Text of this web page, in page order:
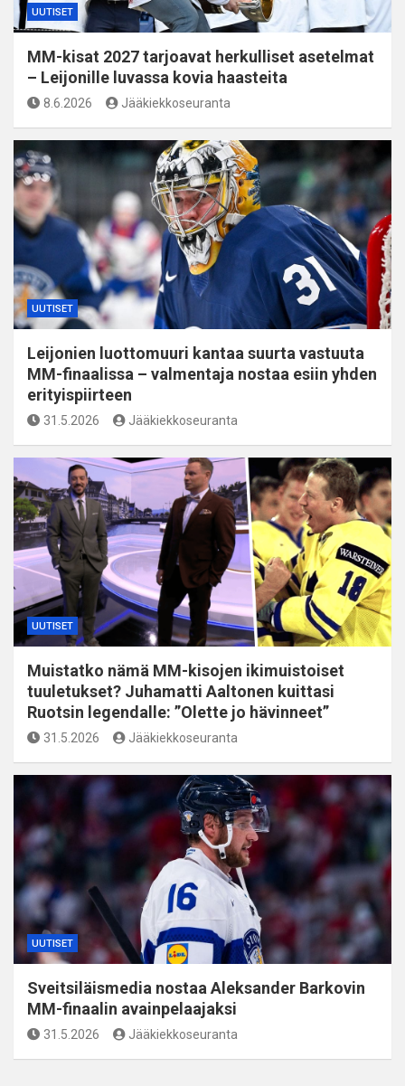
UUTISET
MM-kisat 2027 tarjoavat herkulliset asetelmat
– Leijonille luvassa kovia haasteita
8.6.2026 Jääkiekkoseuranta
UUTISET
Leijonien luottomuuri kantaa suurta vastuuta
MM-finaalissa – valmentaja nostaa esiin yhden
erityispiirteen
31.5.2026 Jääkiekkoseuranta
UUTISET
Muistatko nämä MM-kisojen ikimuistoiset
tuuletukset? Juhamatti Aaltonen kuittasi
Ruotsin legendalle: ”Olette jo hävinneet”
31.5.2026 Jääkiekkoseuranta
UUTISET
Sveitsiläismedia nostaa Aleksander Barkovin
MM-finaalin avainpelaajaksi
31.5.2026 Jääkiekkoseuranta